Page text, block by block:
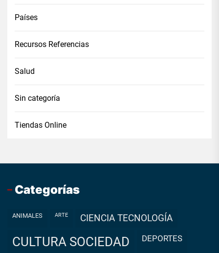
Países
Recursos Referencias
Salud
Sin categoría
Tiendas Online
Categorías
ANIMALES ARTE CIENCIA TECNOLOGÍA
CULTURA SOCIEDAD DEPORTES